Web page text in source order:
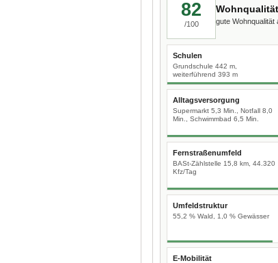
82
/100 gute Wohnqualität
Schulen
Grundschule 442 m,
weiterführend 393 m
Alltagsversorgung
Supermarkt 5,3 Min., Notfall 8,0
Min., Schwimmbad 6,5 Min.
Fernstraßenumfeld
BASt-Zählstelle 15,8 km, 44.320
Kfz/Tag
Umfeldstruktur
55,2 % Wald, 1,0 % Gewässer
E-Mobilität